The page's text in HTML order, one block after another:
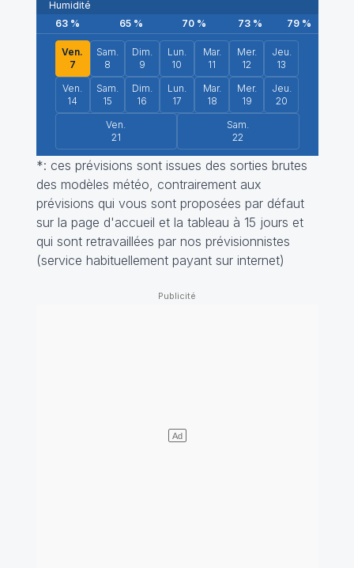
Humidité
63 % 65% 70 % 73 % 79 %
Ven.
7
Sam.
8
Dim.
9
Lun.
10
Mar.
11
Mer.
12
Jeu.
13
Ven.
14
Sam.
15
Dim.
16
Lun.
17
Mar.
18
Mer.
19
Jeu.
20
Ven.
21
Sam.
22
*: ces prévisions sont issues des sorties brutes
des modèles météo, contrairement aux
prévisions qui vous sont proposées par défaut
sur la page d'accueil et la tableau à 15 jours et
qui sont retravaillées par nos prévisionnistes
(service habituellement payant sur internet)